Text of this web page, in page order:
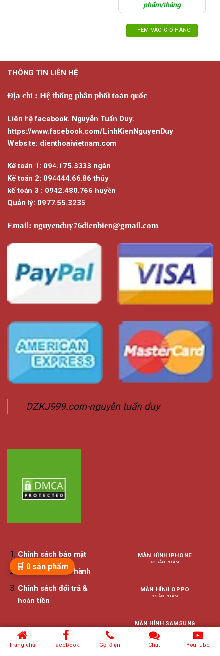
phẩm/tháng
THÊM VÀO GIỎ HÀNG
THÔNG TIN LIÊN HỆ
Địa chỉ : Hệ thống phân phối toàn quốc
Liên hệ facebook. Nguyễn Tuấn Duy.
https://www.facebook.com/LinhKienNguyenDuy
Website: dienthoaivietnam.com
Kế toán 1: 094.175.3333 ngân
Kế toán 2: 094444.66.86 thúy
kế toán 3 : 0942.480.766 huyền
Quản lý: 0977.55.3235
Email: nguyenduy76dienbien@gmail.com
DZKJ999.com-nguyễn tuấn duy
Chính sách bảo mật
Chính sách bảo hành
Chính sách đổi trả &
hoàn tiền
MÀN HÌNH IPHONE
42 SẢN PHẨM
MÀN HÌNH OPPO
8 SẢN PHẨM
MÀN HÌNH SAMSUNG
Trang chủ Facebook Gọi điện Chat YouTube
🛒 0 sản phẩm